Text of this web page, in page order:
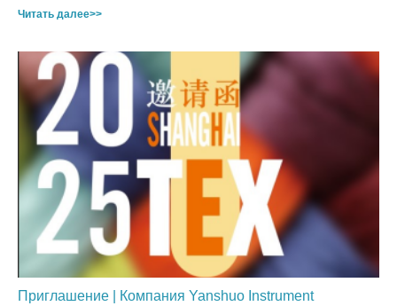
Читать далее>>
Приглашение | Компания Yanshuo Instrument